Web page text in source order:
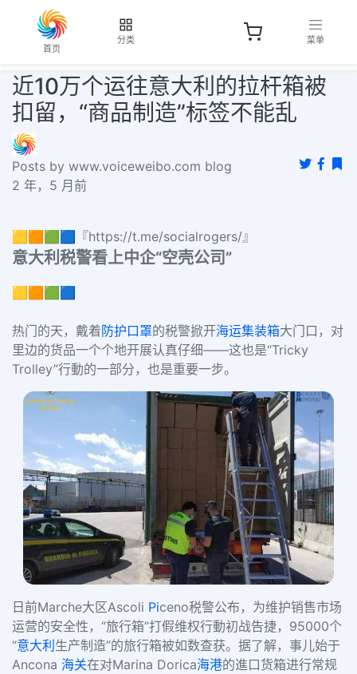
首页
分类 菜单
近10万个运往意大利的拉杆箱被
扣留，“商品制造”标签不能乱
Posts by www.voiceweibo.com blog
2 年，5 月前
🟨🟧🟩🟦『https://t.me/socialrogers/』
意大利税警看上中企“空壳公司”
🟨🟧🟩🟦
热门的天，戴着防护口罩的税警掀开海运集装箱大门口，对
里边的货品一个个地开展认真仔细——这也是“Tricky
Trolley”行動的一部分，也是重要一步。
日前Marche大区Ascoli Piceno税警公布，为维护销售市场
运营的安全性，“旅行箱”打假维权行動初战告捷，95000个
“意大利生产制造”的旅行箱被如数查获。 据了解，事儿始于
Ancona 海关在对Marina Dorica海港的進口货箱进行常规